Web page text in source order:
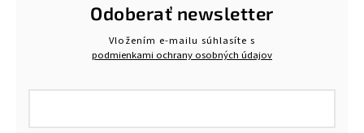
Odoberať newsletter
Vložením e-mailu súhlasíte s
podmienkami ochrany osobných údajov